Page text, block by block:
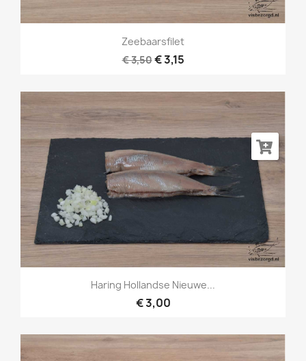
Zeebaarsfilet
€ 3,50€ 3,15
Haring Hollandse Nieuwe...
€ 3,00